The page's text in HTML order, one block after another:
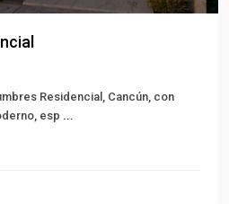
Residencial, Cancún, con
esp ...